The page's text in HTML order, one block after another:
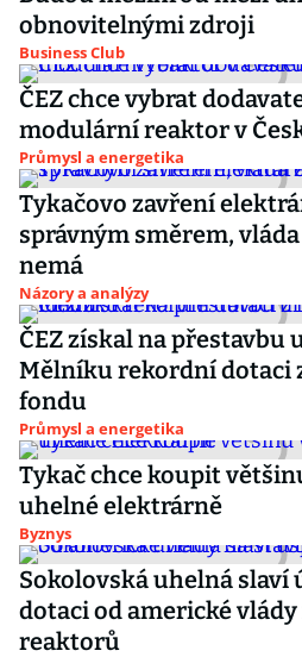
obnovitelnými zdroji
Business Club
ČEZ chce vybrat
modulární reaktor v
Průmysl a energetika
Tykačovo zavření
správným směrem,
nemá
Názory a analýzy
ČEZ získal na přestavbu
Mělníku rekordní dotaci
fondu
Průmysl a energetika
Tykač chce koupit
uhelné elektrárně
Byznys
Sokolovská uhelná slaví
dotaci od americké
reaktorů